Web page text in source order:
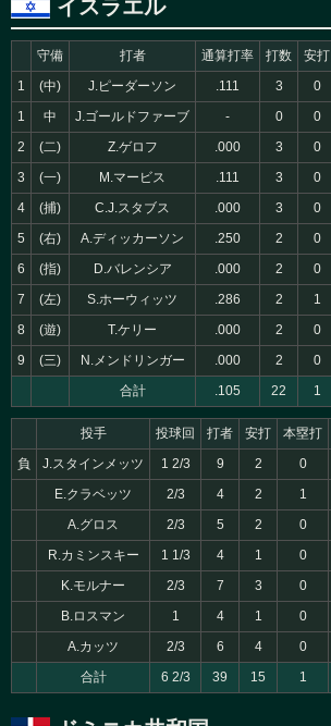
イスラエル
守備 打者 通算打率 打数 安打
1
(中) J.ピーダーソン .111 3 0
1
中 J.ゴールドファーブ - 0 0
2
(二) Z.ゲロフ .000 3 0
3
(一) M.マービス .111 3 0
4
(捕) C.J.スタブス .000 3 0
5
(右) A.ディッカーソン .250 2 0
6
(指) D.バレンシア .000 2 0
7
(左) S.ホーウィッツ .286 2 1
8
(遊) T.ケリー .000 2 0
9
(三) N.メンドリンガー .000 2 0
合計
.105 22 1
投手 投球回 打者 安打 本塁打
負
J.スタインメッツ 1 2/3 9 2 0
E.クラベッツ
2/3 4 2 1
A.グロス
2/3 5 2 0
R.カミンスキー
1 1/3 4 1 0
K.モルナー
2/3 7 3 0
B.ロスマン
1 4 1 0
A.カッツ
2/3 6 4 0
合計
6 2/3 39 15 1